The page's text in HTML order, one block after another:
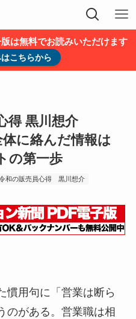
は無料でお読みいただけます
こちらから
得 黒川想介
体に絡んだ情報は
の第一歩
和の販売員心得 黒川想介
慣用句に「営業は断ら
のがある。営業職は相